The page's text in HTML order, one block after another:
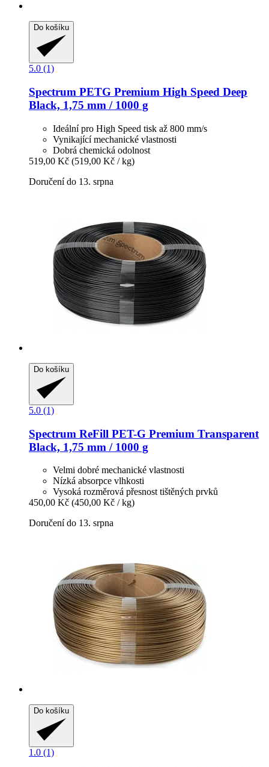
Do košíku
5.0 (1)
Spectrum PETG Premium High Speed Deep
Black, 1,75 mm / 1000 g
Ideální pro High Speed tisk až 800 mm/s
Vynikající mechanické vlastnosti
Dobrá chemická odolnost
519,00 Kč (519,00 Kč / kg)
Doručení do 13. srpna
Do košíku
5.0 (1)
Spectrum ReFill PET-​G Premium Transparent
Black, 1,75 mm / 1000 g
Velmi dobré mechanické vlastnosti
Nízká absorpce vlhkosti
Vysoká rozměrová přesnost tištěných prvků
450,00 Kč (450,00 Kč / kg)
Doručení do 13. srpna
Do košíku
1.0 (1)